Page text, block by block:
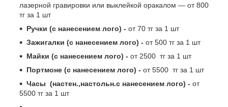
лазерной гравировки или выклейкой оракалом ― от 800
тг за 1 шт
Ручки (с нанесением лого) - от 70 тг за 1 шт
Зажигалки (с нанесением лого) - от 500 тг за 1 шт
Майки (с нанесением лого) - от 2500 тг за 1 шт
Портмоне (с нанесением лого) - от 5500 тг за 1 шт
Часы (настен.,настольн.с нанесением лого) - от
5500 тг за 1 шт